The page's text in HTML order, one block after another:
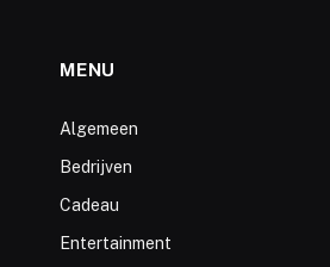
MENU
Algemeen
Bedrijven
Cadeau
Entertainment